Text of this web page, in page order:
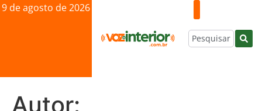
9 de agosto de 2026
Autor: